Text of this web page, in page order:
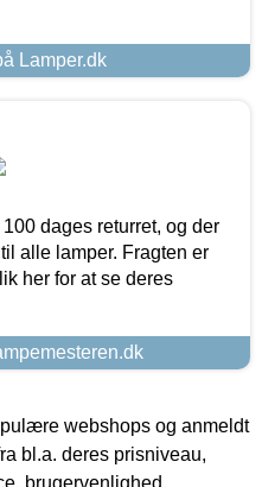
Lamper.dk
dages returret, og der
alle lamper. Fragten er
her for at se deres
webshops og anmeldt
bl.a. deres prisniveau,
brugervenlighed,